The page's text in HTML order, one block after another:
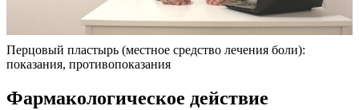
Перцовый пластырь (местное средство лечения боли):
показания, противопоказания
Фармакологическое действие